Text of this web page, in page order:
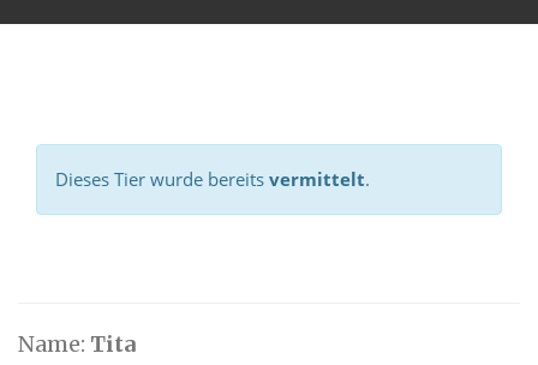
Dieses Tier wurde bereits vermittelt.
Name: Tita